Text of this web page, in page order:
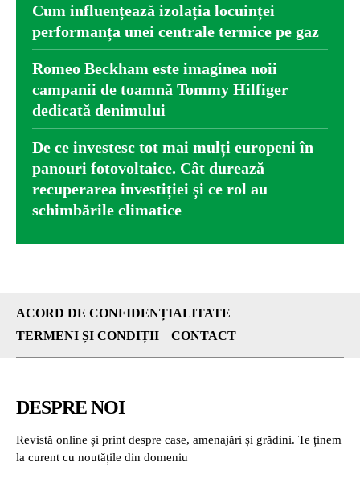
Cum influențează izolația locuinței
performanța unei centrale termice pe gaz
Romeo Beckham este imaginea noii
campanii de toamnă Tommy Hilfiger
dedicată denimului
De ce investesc tot mai mulți europeni în
panouri fotovoltaice. Cât durează
recuperarea investiției și ce rol au
schimbările climatice
ACORD DE CONFIDENȚIALITATE
TERMENI ȘI CONDIȚII
CONTACT
DESPRE NOI
Revistă online și print despre case, amenajări și grădini. Te ținem
la curent cu noutățile din domeniu